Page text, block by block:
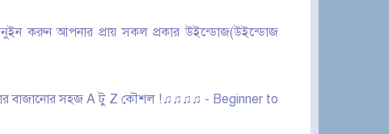
করুন আপনার প্রায় সকল প্রকার উইন্ডোজ(উইন্ডোজ
বাজানোর সহজ A টু Z কৌশল !♫♫♫♫ - Beginner to